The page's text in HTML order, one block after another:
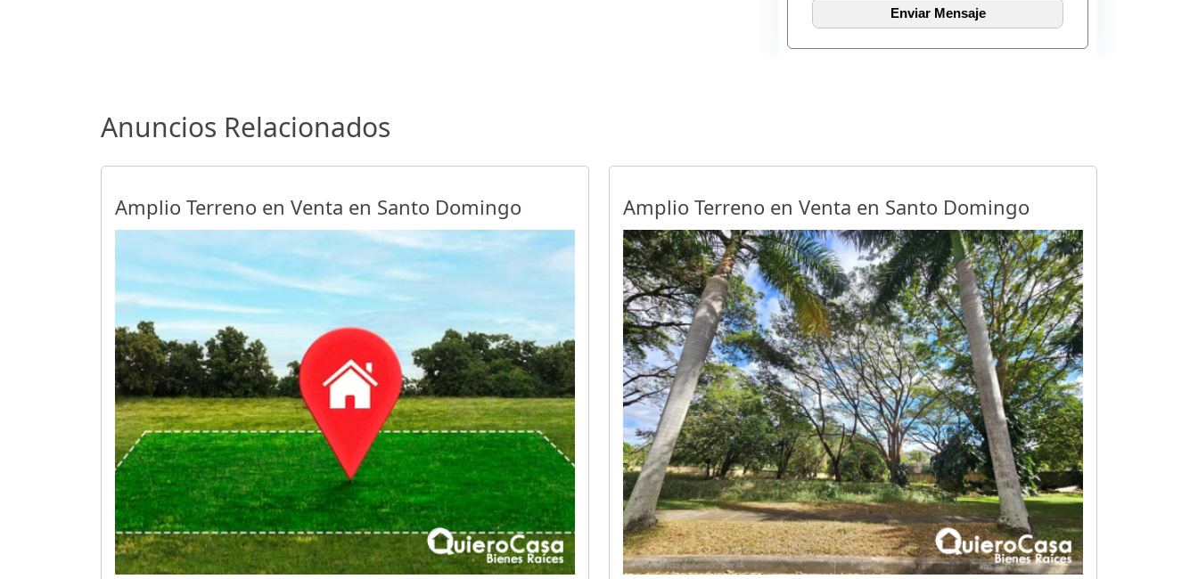
Anuncios Relacionados
Amplio Terreno en Venta en Santo Domingo Amplio Terreno en Venta en Santo Domingo